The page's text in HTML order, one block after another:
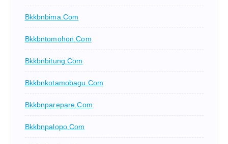
Bkkbnbima.com
Bkkbntomohon.com
Bkkbnbitung.com
Bkkbnkotamobagu.com
Bkkbnparepare.com
Bkkbnpalopo.com